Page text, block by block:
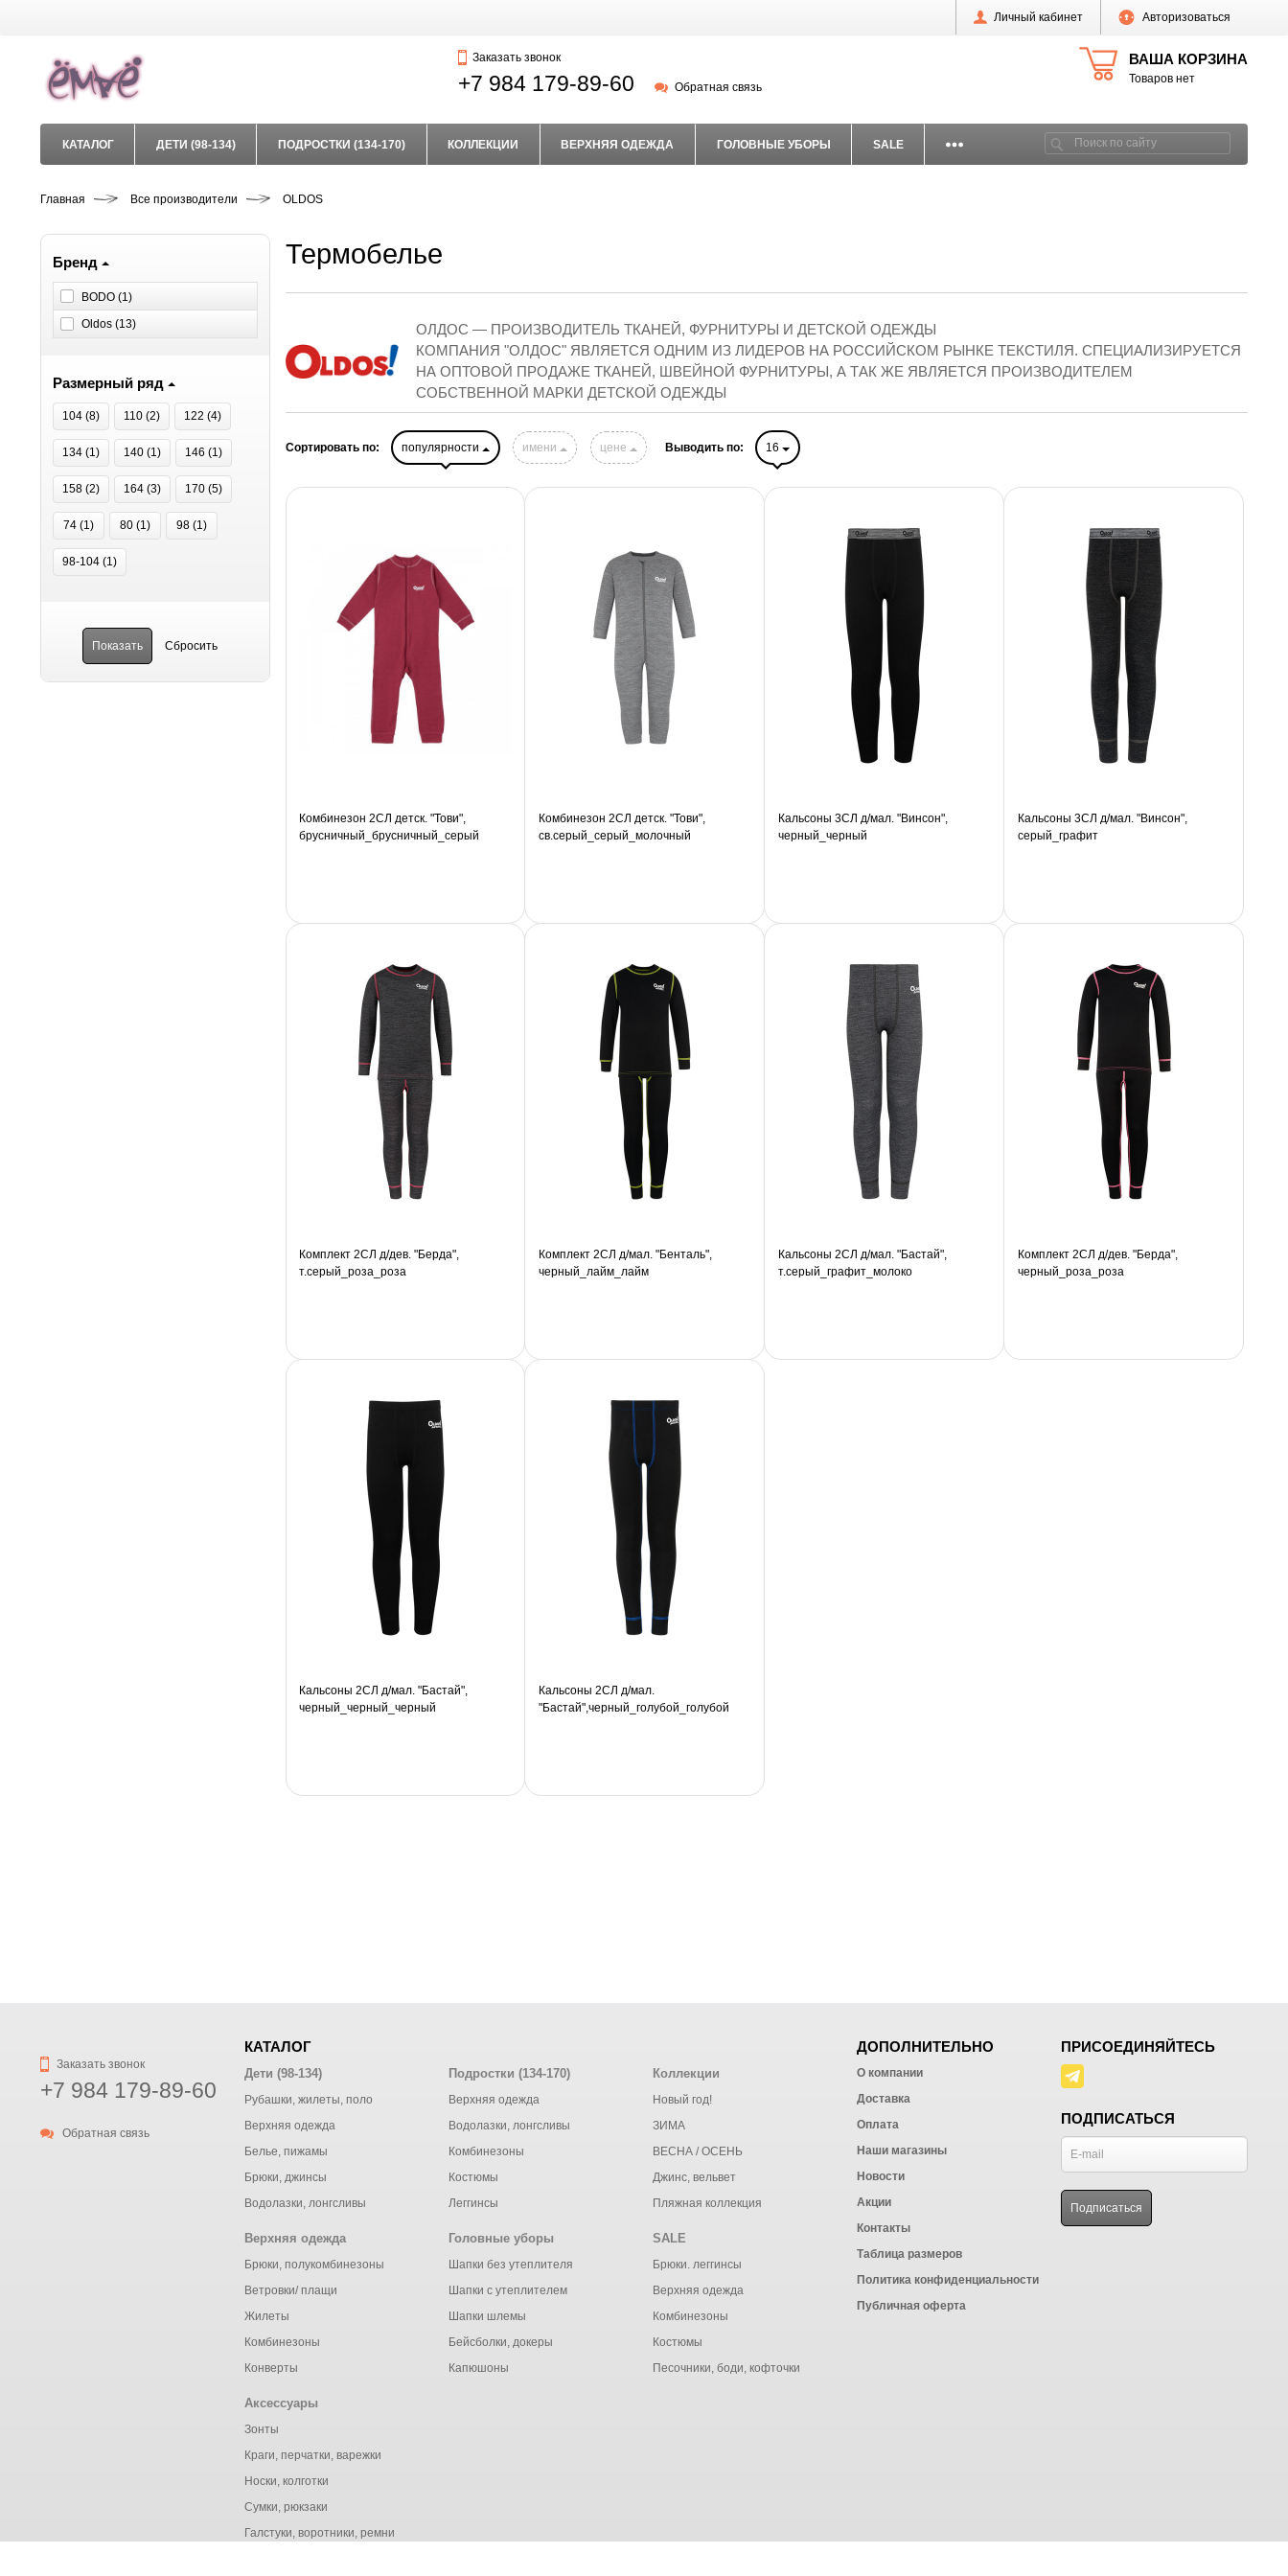
Личный кабинет Авторизоваться
ВАША КОРЗИНА
Товаров нет
Заказать звонок
+7 984 179-89-60 Обратная связь
КАТАЛОГ ДЕТИ (98-134) ПОДРОСТКИ (134-170) КОЛЛЕКЦИИ ВЕРХНЯЯ ОДЕЖДА ГОЛОВНЫЕ УБОРЫ SALE
Главная Все производители OLDOS
Бренд
BODO (1)
Oldos (13)
Размерный ряд
104 (8) 110 (2) 122 (4)
134 (1) 140 (1) 146 (1)
158 (2) 164 (3) 170 (5)
74 (1) 80 (1) 98 (1)
98-104 (1)
Термобелье
ОЛДОС — ПРОИЗВОДИТЕЛЬ ТКАНЕЙ, ФУРНИТУРЫ И ДЕТСКОЙ ОДЕЖДЫ
КОМПАНИЯ "ОЛДОС" ЯВЛЯЕТСЯ ОДНИМ ИЗ ЛИДЕРОВ НА РОССИЙСКОМ РЫНКЕ ТЕКСТИЛЯ. СПЕЦИАЛИЗИРУЕТСЯ
НА ОПТОВОЙ ПРОДАЖЕ ТКАНЕЙ, ШВЕЙНОЙ ФУРНИТУРЫ, А ТАК ЖЕ ЯВЛЯЕТСЯ ПРОИЗВОДИТЕЛЕМ
СОБСТВЕННОЙ МАРКИ ДЕТСКОЙ ОДЕЖДЫ
Сортировать по: популярности имени цене Выводить по: 16
Комбинезон 2СЛ детск. "Тови",
брусничный_брусничный_серый
Комбинезон 2СЛ детск. "Тови",
св.серый_серый_молочный
Кальсоны 3СЛ д/мал. "Винсон",
черный_черный
Кальсоны 3СЛ д/мал. "Винсон",
серый_графит
Комплект 2СЛ д/дев. "Берда",
т.серый_роза_роза
Комплект 2СЛ д/мал. "Бенталь",
черный_лайм_лайм
Кальсоны 2СЛ д/мал. "Бастай",
т.серый_графит_молоко
Комплект 2СЛ д/дев. "Берда",
черный_роза_роза
Кальсоны 2СЛ д/мал. "Бастай",
черный_черный_черный
Кальсоны 2СЛ д/мал.
"Бастай",черный_голубой_голубой
Заказать звонок
+7 984 179-89-60
Обратная связь
КАТАЛОГ
Дети (98-134)
Рубашки, жилеты, поло
Верхняя одежда
Белье, пижамы
Брюки, джинсы
Водолазки, лонгсливы
Подростки (134-170)
Верхняя одежда
Водолазки, лонгсливы
Комбинезоны
Костюмы
Леггинсы
Коллекции
Новый год!
ЗИМА
ВЕСНА / ОСЕНЬ
Джинс, вельвет
Пляжная коллекция
Верхняя одежда
Брюки, полукомбинезоны
Ветровки/ плащи
Жилеты
Комбинезоны
Конверты
Головные уборы
Шапки без утеплителя
Шапки с утеплителем
Шапки шлемы
Бейсболки, докеры
Капюшоны
SALE
Брюки. леггинсы
Верхняя одежда
Комбинезоны
Костюмы
Песочники, боди, кофточки
Аксессуары
Зонты
Краги, перчатки, варежки
Носки, колготки
Сумки, рюкзаки
Галстуки, воротники, ремни
ДОПОЛНИТЕЛЬНО
О компании
Доставка
Оплата
Наши магазины
Новости
Акции
Контакты
Таблица размеров
Политика конфиденциальности
Публичная оферта
ПРИСОЕДИНЯЙТЕСЬ
ПОДПИСАТЬСЯ